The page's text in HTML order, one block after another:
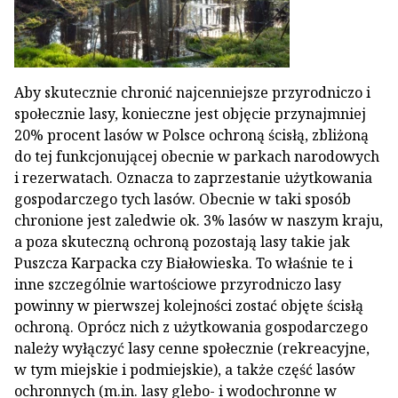
Aby skutecznie chronić najcenniejsze przyrodniczo i
społecznie lasy, konieczne jest objęcie przynajmniej
20% procent lasów w Polsce ochroną ścisłą, zbliżoną
do tej funkcjonującej obecnie w parkach narodowych
i rezerwatach. Oznacza to zaprzestanie użytkowania
gospodarczego tych lasów. Obecnie w taki sposób
chronione jest zaledwie ok. 3% lasów w naszym kraju,
a poza skuteczną ochroną pozostają lasy takie jak
Puszcza Karpacka czy Białowieska. To właśnie te i
inne szczególnie wartościowe przyrodniczo lasy
powinny w pierwszej kolejności zostać objęte ścisłą
ochroną. Oprócz nich z użytkowania gospodarczego
należy wyłączyć lasy cenne społecznie (rekreacyjne,
w tym miejskie i podmiejskie), a także część lasów
ochronnych (m.in. lasy glebo- i wodochronne w